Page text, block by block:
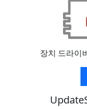
장치 드라이